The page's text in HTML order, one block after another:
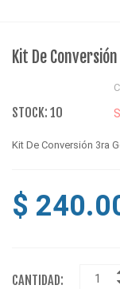
Kit De
STOCK: 10
Kit De Conversión 3ra
$
CANTIDAD: